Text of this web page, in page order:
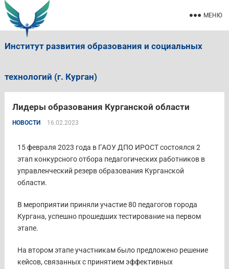
Институт развития образования и социальных
технологий (г. Курган)
МЕНЮ
Лидеры образования Курганской области
НОВОСТИ 16.02.2023
15 февраля 2023 года в ГАОУ ДПО ИРОСТ состоялся 2
этап конкурсного отбора педагогических работников в
управленческий резерв образования Курганской
области.
В мероприятии приняли участие 80 педагогов города
Кургана, успешно прошедших тестирование на первом
этапе.
На втором этапе участникам было предложено решение
кейсов, связанных с принятием эффективных